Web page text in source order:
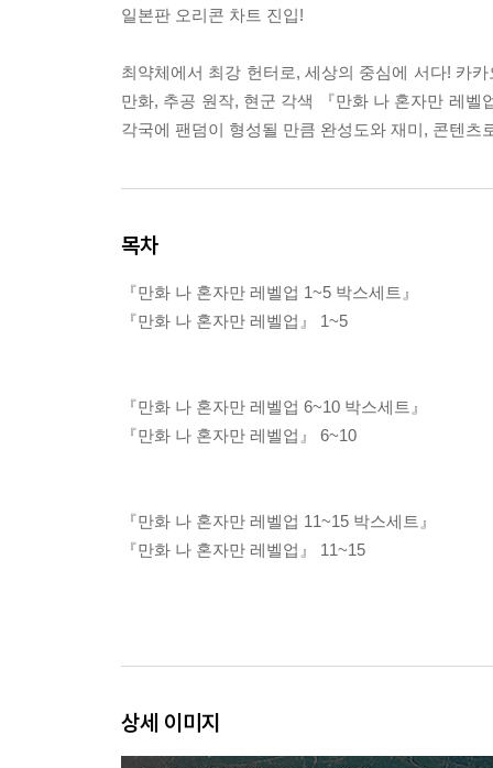
일본판 오리콘 차트 진입!
최약체에서 최강 헌터로, 세상의 중심에 서다! 카
만화, 추공 원작, 현군 각색 『만화 나 혼자만 레
각국에 팬덤이 형성될 만큼 완성도와 재미, 콘텐츠
목차
『만화 나 혼자만 레벨업 1~5 박스세트』
『만화 나 혼자만 레벨업』 1~5
『만화 나 혼자만 레벨업 6~10 박스세트』
『만화 나 혼자만 레벨업』 6~10
『만화 나 혼자만 레벨업 11~15 박스세트』
『만화 나 혼자만 레벨업』 11~15
상세 이미지